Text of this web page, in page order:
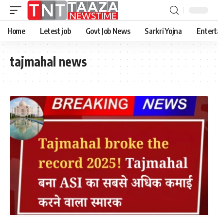
Home Letest job Govt Job News Sarkri Yojna
tajmahal news